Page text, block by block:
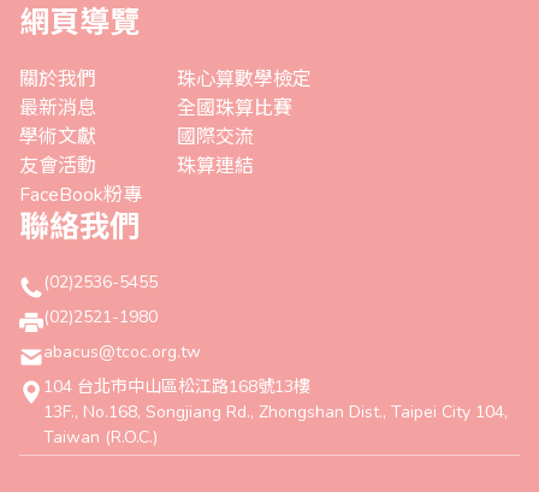
網頁導覽
關於我們
最新消息
學術文獻
友會活動
FaceBook粉專
珠心算數學檢定
全國珠算比賽
國際交流
珠算連結
聯絡我們
(02)2536-5455
(02)2521-1980
abacus@tcoc.org.tw
104 台北市中山區松江路168號13樓
13F., No.168, Songjiang Rd., Zhongshan Dist., Taipei City 104,
Taiwan (R.O.C.)